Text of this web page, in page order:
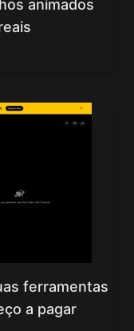
animados
ferramentas
a pagar